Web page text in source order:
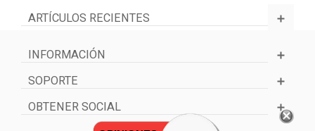
ARTÍCULOS RECIENTES
INFORMACIÓN
SOPORTE
OBTENER SOCIAL